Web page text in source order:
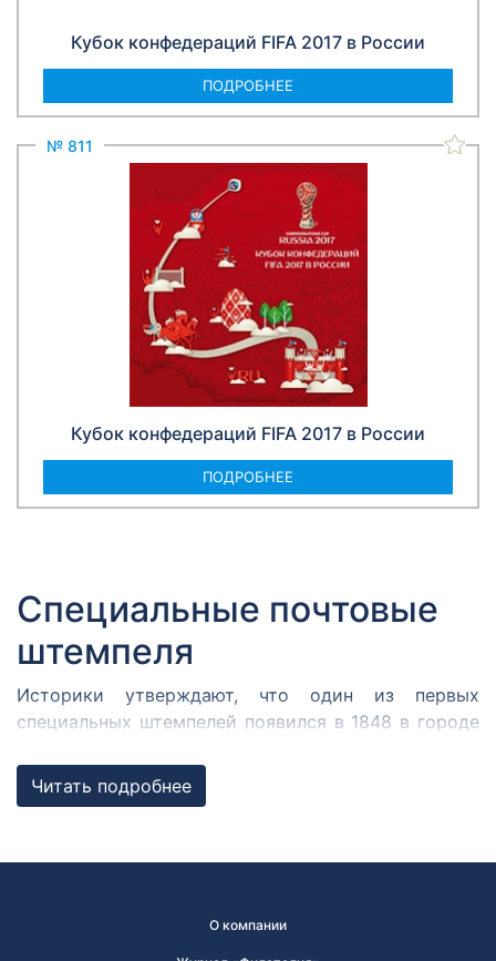
Кубок конфедераций FIFA 2017 в России
ПОДРОБНЕЕ
№ 811
Кубок конфедераций FIFA 2017 в России
ПОДРОБНЕЕ
Специальные почтовые
штемпеля
Историки утверждают, что один из первых
специальных штемпелей появился в 1848 в городе
собрался Кромержижский парламент.
Парламентарии решили отметить его работу
В России первым специальным штемпелем принято
считать почтовый штемпель Политехнической
Читать подробнее
О компании